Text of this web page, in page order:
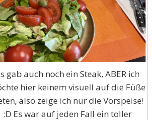
gab auch noch ein Steak, ABER ich
hier keinem visuell auf die Füße
also zeige ich nur die Vorspeise!
:D Es war auf jeden Fall ein toller